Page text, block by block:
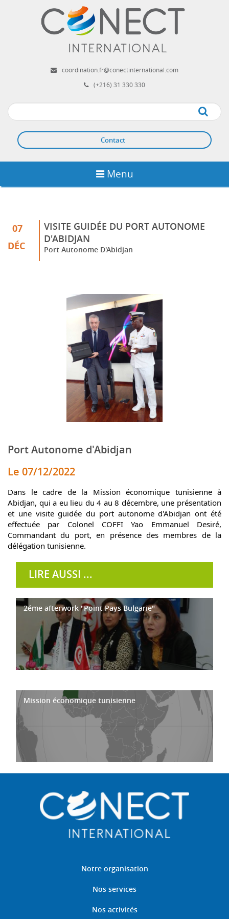
coordination.fr@conectinternational.com
(+216) 31 330 330
Apply
Contact
Menu
07
DÉC
VISITE GUIDÉE DU PORT AUTONOME
D'ABIDJAN
Port Autonome D'Abidjan
Port Autonome d'Abidjan
Le 07/12/2022
Dans le cadre de la Mission économique tunisienne à
Abidjan, qui a eu lieu du 4 au 8 décembre, une présentation
et une visite guidée du port autonome d'Abidjan ont été
effectuée par Colonel COFFI Yao Emmanuel Desiré,
Commandant du port, en présence des membres de la
délégation tunisienne.
LIRE AUSSI ...
2éme afterwork "Point Pays Bulgarie"
Mission économique tunisienne
Notre organisation
Nos services
Nos activités